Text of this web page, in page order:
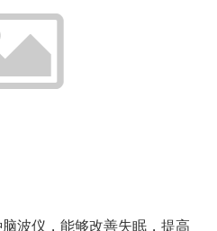
波仪，能够改善失眠，提高